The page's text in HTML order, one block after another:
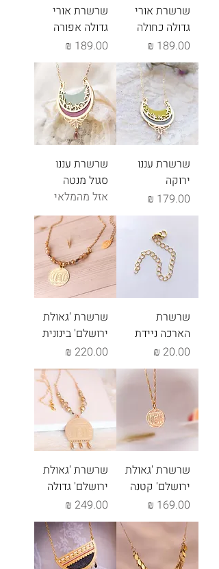
שרשרת אורי
גדולה כחולה
מחיר
שרשרת אורי
גדולה אפורה
מחיר
שרשרת עננו
ירוקה
מחיר
שרשרת עננו
סגול מנטה
אזל מהמלאי
שרשרת
הארכה ניידת
מחיר
שרשרת 'גאולת
ירושלם' בינונית
מחיר
שרשרת 'גאולת
ירושלם' קטנה
מחיר
שרשרת 'גאולת
ירושלם' גדולה
מחיר